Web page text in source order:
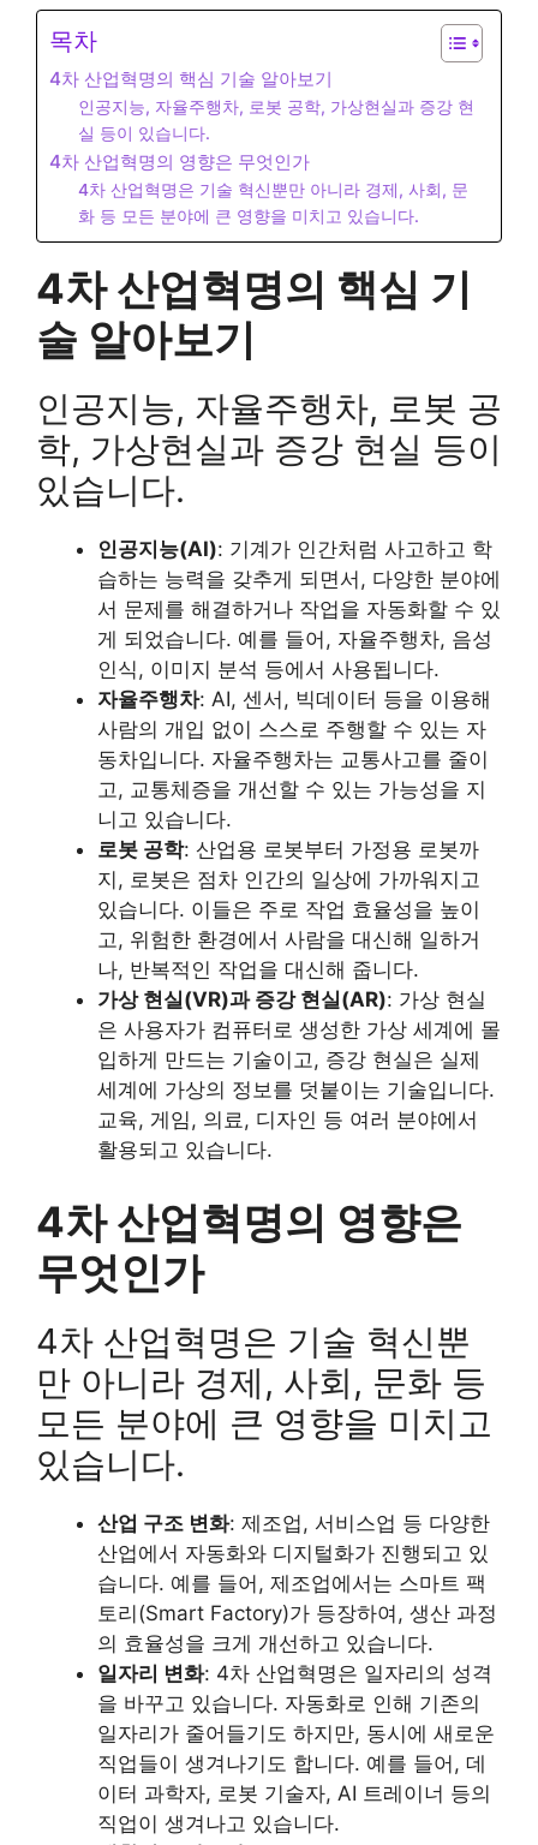
목차
4차 산업혁명의 핵심 기술 알아보기
인공지능, 자율주행차, 로봇 공학, 가상현실과 증강 현
실 등이 있습니다.
4차 산업혁명의 영향은 무엇인가
4차 산업혁명은 기술 혁신뿐만 아니라 경제, 사회, 문
화 등 모든 분야에 큰 영향을 미치고 있습니다.
4차 산업혁명의 핵심 기
술 알아보기
인공지능, 자율주행차, 로봇 공
학, 가상현실과 증강 현실 등이
있습니다.
인공지능(AI): 기계가 인간처럼 사고하고 학
습하는 능력을 갖추게 되면서, 다양한 분야에
서 문제를 해결하거나 작업을 자동화할 수 있
게 되었습니다. 예를 들어, 자율주행차, 음성
인식, 이미지 분석 등에서 사용됩니다.
자율주행차: AI, 센서, 빅데이터 등을 이용해
사람의 개입 없이 스스로 주행할 수 있는 자
동차입니다. 자율주행차는 교통사고를 줄이
고, 교통체증을 개선할 수 있는 가능성을 지
니고 있습니다.
로봇 공학: 산업용 로봇부터 가정용 로봇까
지, 로봇은 점차 인간의 일상에 가까워지고
있습니다. 이들은 주로 작업 효율성을 높이
고, 위험한 환경에서 사람을 대신해 일하거
나, 반복적인 작업을 대신해 줍니다.
가상 현실(VR)과 증강 현실(AR): 가상 현실
은 사용자가 컴퓨터로 생성한 가상 세계에 몰
입하게 만드는 기술이고, 증강 현실은 실제
세계에 가상의 정보를 덧붙이는 기술입니다.
교육, 게임, 의료, 디자인 등 여러 분야에서
활용되고 있습니다.
4차 산업혁명의 영향은
무엇인가
4차 산업혁명은 기술 혁신뿐
만 아니라 경제, 사회, 문화 등
모든 분야에 큰 영향을 미치고
있습니다.
산업 구조 변화: 제조업, 서비스업 등 다양한
산업에서 자동화와 디지털화가 진행되고 있
습니다. 예를 들어, 제조업에서는 스마트 팩
토리(Smart Factory)가 등장하여, 생산 과정
의 효율성을 크게 개선하고 있습니다.
일자리 변화: 4차 산업혁명은 일자리의 성격
을 바꾸고 있습니다. 자동화로 인해 기존의
일자리가 줄어들기도 하지만, 동시에 새로운
직업들이 생겨나기도 합니다. 예를 들어, 데
이터 과학자, 로봇 기술자, AI 트레이너 등의
직업이 생겨나고 있습니다.